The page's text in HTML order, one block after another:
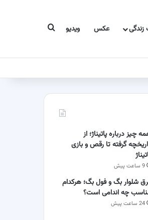
عکس ویدیو جستجو برای
چیز درباره پاتیناژ؛ از
گرفته تا رقص و بازی
9 ساعت پیش
شلوار بگ و فول بگ؛ هرکدام
چه اندامی است؟
24 ساعت پیش